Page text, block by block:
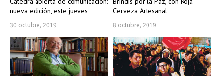
nueva edición, este jueves
30 octubre, 2019
Cerveza Artesanal
8 octubre, 2019